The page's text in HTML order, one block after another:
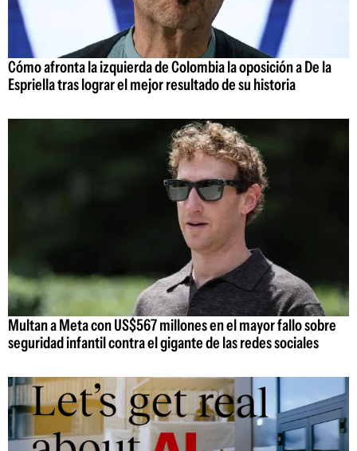
Cómo afronta la izquierda de Colombia la oposición a De la
Espriella tras lograr el mejor resultado de su historia
Multan a Meta con US$567 millones en el mayor fallo sobre
seguridad infantil contra el gigante de las redes sociales